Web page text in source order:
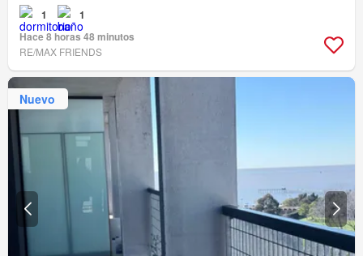
1
1
Hace 8 horas 48 minutos
RE/MAX FRIENDS
Nuevo